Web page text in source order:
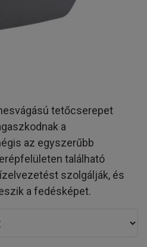
tetőcserepet
a
az egyszerűbb
található
szolgálják, és
a fedésképet.